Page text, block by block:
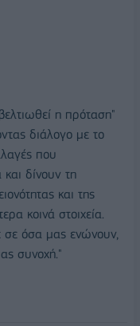
η πρόταση"
διάλογο με το
που
δίνουν τη
και της
κοινά στοιχεία.
σε όσα μας ενώνουν,
συνοχή."